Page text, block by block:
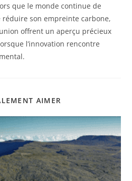
que le monde continue de
réduire son empreinte carbone,
offrent un aperçu précieux
l’innovation rencontre
AIMER